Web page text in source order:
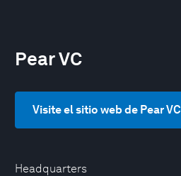
Headquarters
Pear VC
Visite el sitio web de Pear VC